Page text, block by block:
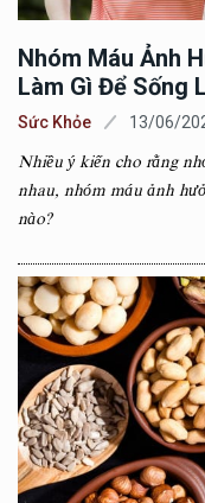
Nhóm Máu Ảnh
Làm Gì Để Sống
Sức Khỏe 13/06/
Nhiều ý kiến cho rằng
nhau, nhóm máu ảnh
nào?